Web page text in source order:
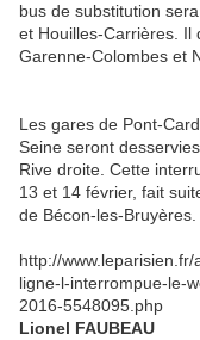
bus de substitution
et Houilles-Carrières. Il
Garenne-Colombes et
Les gares de Pont-
Seine seront
Rive droite. Cette
13 et 14 février, fait
de Bécon-les-Bruyères.
http://
ligne-l-interrompue-le-
2016-5548095.php
Lionel FAUBEAU